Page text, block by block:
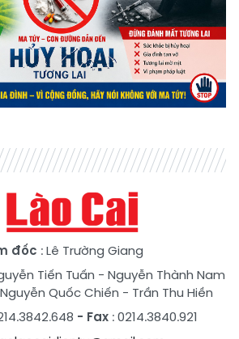
đốc : Lê Trường Giang
Tiến Tuấn - Nguyễn Thành Nam
Nguyễn Quốc Chiến - Trần Thu Hiền
- Fax : 0214.3840.921